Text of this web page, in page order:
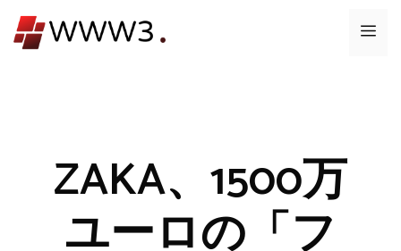
ン
メ
ZAKA、1500万
ユーロの「フ